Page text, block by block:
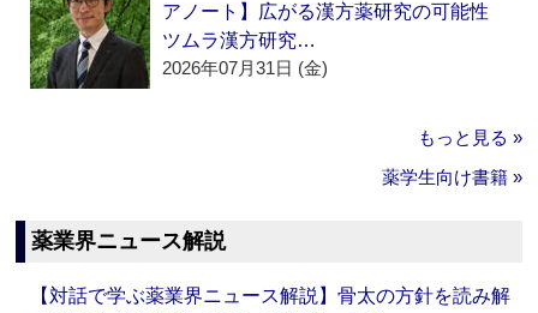
アノート】広がる漢方薬研究の可能性
ツムラ漢方研究…
2026年07月31日 (金)
もっと見る »
薬学生向け書籍 »
薬業界ニュース解説
【対話で学ぶ薬業界ニュース解説】骨太の方針を読み解